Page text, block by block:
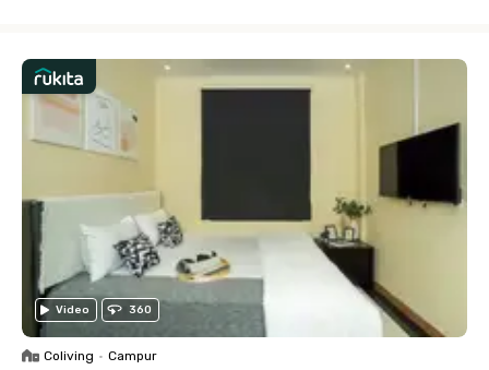
Video 360
Coliving • Campur